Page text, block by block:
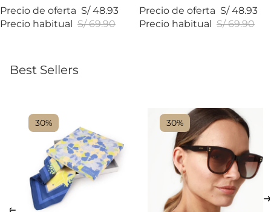
Precio de oferta S/ 48.93
Precio habitual S/ 69.90
Precio de oferta S/ 48.93
Precio habitual S/ 69.90
Best Sellers
30% 30%